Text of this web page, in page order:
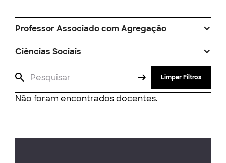
Professor Associado com Agregação
Ciências Sociais
Limpar Filtros
Não foram encontrados docentes.